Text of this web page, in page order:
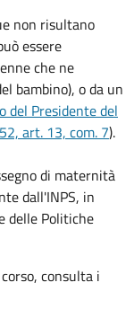
non risultano
essere
che ne
bambino), o da un
del Presidente del
art. 13, com. 7).
di maternità
dall'INPS, in
delle Politiche
consulta i